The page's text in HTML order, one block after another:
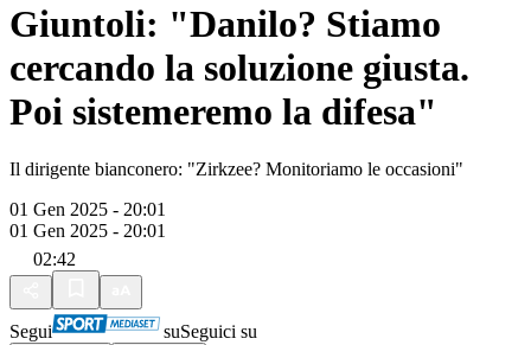
Giuntoli: "Danilo? Stiamo
cercando la soluzione giusta.
Poi sistemeremo la difesa"
Il dirigente bianconero: "Zirkzee? Monitoriamo le occasioni"
01 Gen 2025 - 20:01
01 Gen 2025 - 20:01
02:42
Segui suSeguici su